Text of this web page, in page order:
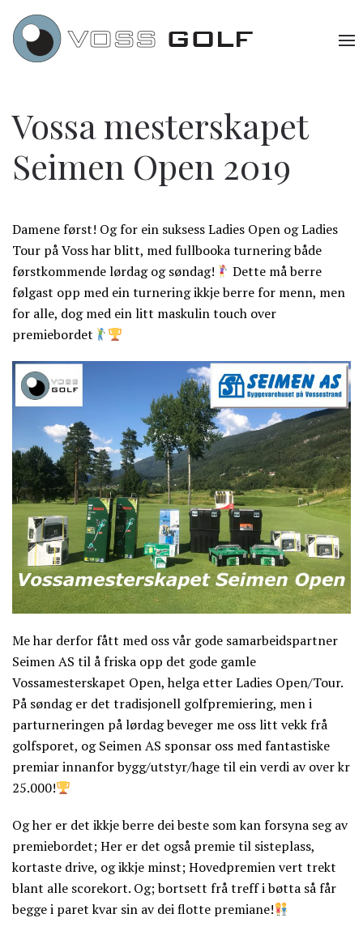
Vossa mesterskapet
Seimen Open 2019
Damene først! Og for ein suksess Ladies Open og Ladies
Tour på Voss har blitt, med fullbooka turnering både
førstkommende lørdag og søndag!
Dette må berre
følgast opp med ein turnering ikkje berre for menn, men
for alle, dog med ein litt maskulin touch over
premiebordet
Me har derfor fått med oss vår gode samarbeidspartner
Seimen AS til å friska opp det gode gamle
Vossamesterskapet Open, helga etter Ladies Open/Tour.
På søndag er det tradisjonell golfpremiering, men i
parturneringen på lørdag beveger me oss litt vekk frå
golfsporet, og Seimen AS sponsar oss med fantastiske
premiar innanfor bygg/utstyr/hage til ein verdi av over kr
25.000!
Og her er det ikkje berre dei beste som kan forsyna seg av
premiebordet; Her er det også premie til sisteplass,
kortaste drive, og ikkje minst; Hovedpremien vert trekt
blant alle scorekort. Og; bortsett frå treff i bøtta så får
begge i paret kvar sin av dei flotte premiane!